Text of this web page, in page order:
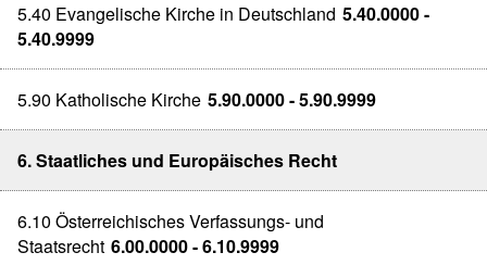
5.40 Evangelische Kirche in Deutschland 5.40.0000 -
5.40.9999
5.90 Katholische Kirche 5.90.0000 - 5.90.9999
6. Staatliches und Europäisches Recht
6.10 Österreichisches Verfassungs- und
Staatsrecht 6.00.0000 - 6.10.9999